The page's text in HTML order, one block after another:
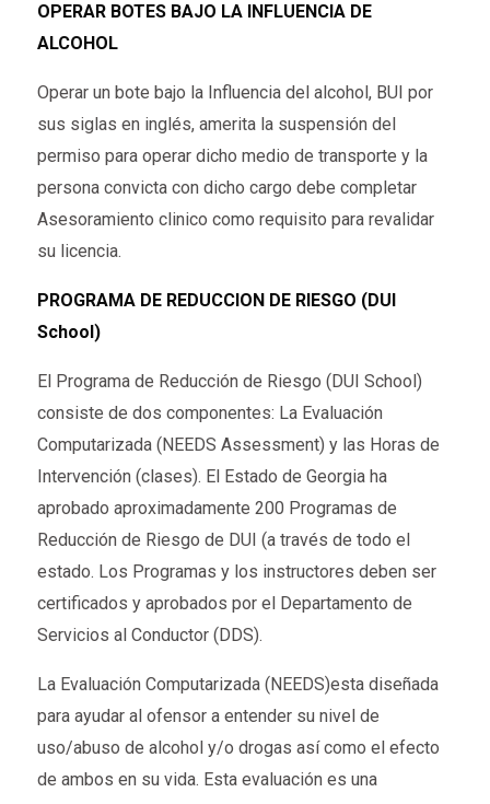
OPERAR BOTES BAJO LA INFLUENCIA DE
ALCOHOL
Operar un bote bajo la Influencia del alcohol, BUI por
sus siglas en inglés, amerita la suspensión del
permiso para operar dicho medio de transporte y la
persona convicta con dicho cargo debe completar
Asesoramiento clinico como requisito para revalidar
su licencia.
PROGRAMA DE REDUCCION DE RIESGO (DUI
School)
El Programa de Reducción de Riesgo (DUI School)
consiste de dos componentes: La Evaluación
Computarizada (NEEDS Assessment) y las Horas de
Intervención (clases). El Estado de Georgia ha
aprobado aproximadamente 200 Programas de
Reducción de Riesgo de DUI (a través de todo el
estado. Los Programas y los instructores deben ser
certificados y aprobados por el Departamento de
Servicios al Conductor (DDS).
La Evaluación Computarizada (NEEDS)esta diseñada
para ayudar al ofensor a entender su nivel de
uso/abuso de alcohol y/o drogas así como el efecto
de ambos en su vida. Esta evaluación es una